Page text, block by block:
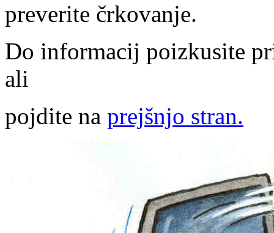
preverite črkovanje.
Do informacij poizkusite
ali
pojdite na prejšnjo stran.